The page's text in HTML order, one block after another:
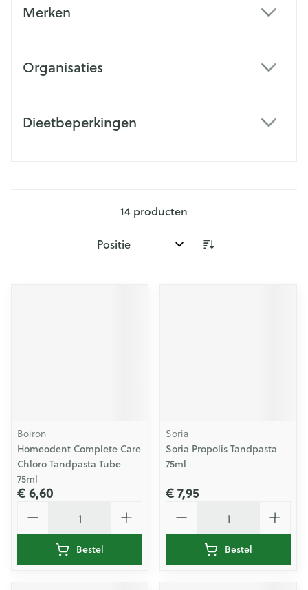
Merken
Organisaties
Dieetbeperkingen
14 producten
Sorteer op:
Boiron
Homeodent Complete Care
Chloro Tandpasta Tube
75ml
€ 6,60
Bestel
Soria
Soria Propolis Tandpasta
75ml
€ 7,95
Bestel